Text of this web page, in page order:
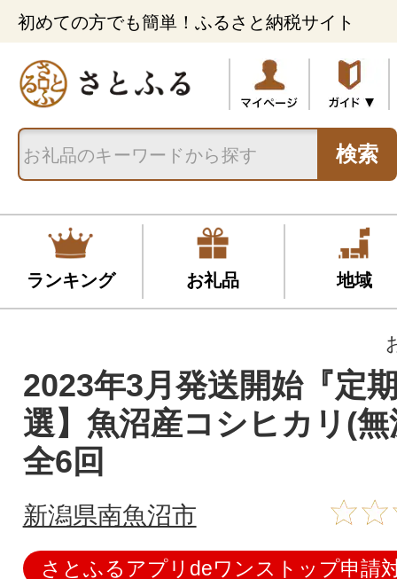
初めての方でも簡単！ふるさと納税サイト
検索
ランキング お礼品 地域
2023年3月発送開始『定
選】魚沼産コシヒカリ(
全6回
新潟県南魚沼市
さとふるアプリdeワンストップ申請